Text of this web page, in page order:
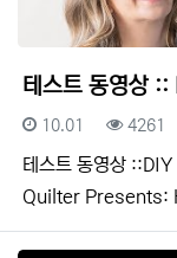
테스트 동영상
등록일
10.01 조회
4261
테스트 동영상
Quilter